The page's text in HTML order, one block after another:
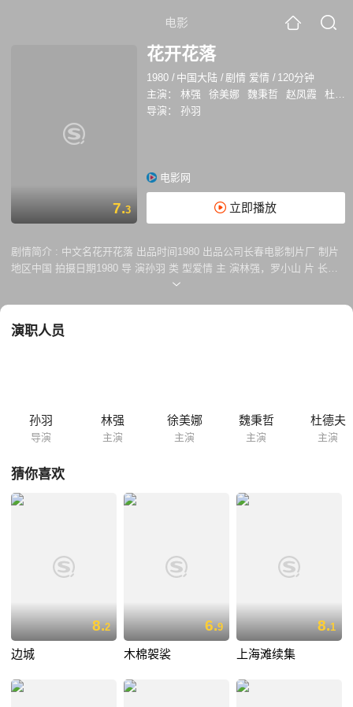
电影
7.3
花开花落
1980 / 中国大陆 /剧情 爱情 / 120分钟
主演：
林强 徐美娜 魏秉哲 赵凤霞
杜德夫
导演：
孙羽
电影网
立即播放
剧情简介 : 中文名花开花落 出品时间1980 出品公司长春电影制片厂 制片
地区中国 拍摄日期1980 导 演孙羽 类 型爱情 主 演林强，罗小山 片 长90
上映时间1980 对白语言普通话 色 彩黑白 目录 1剧情简介 2演职员表 1剧
惠玲，为了改换剥削阶级出身的门庭，想攀个成份好的高枝，一心要跟大
Bingzhe ...
演职人员
孙羽
导演
林强
主演
徐美娜
主演
魏秉哲
主演
杜德夫
主演
猜你喜欢
8.2
边城
6.9
木棉袈裟
8.1
上海滩续集